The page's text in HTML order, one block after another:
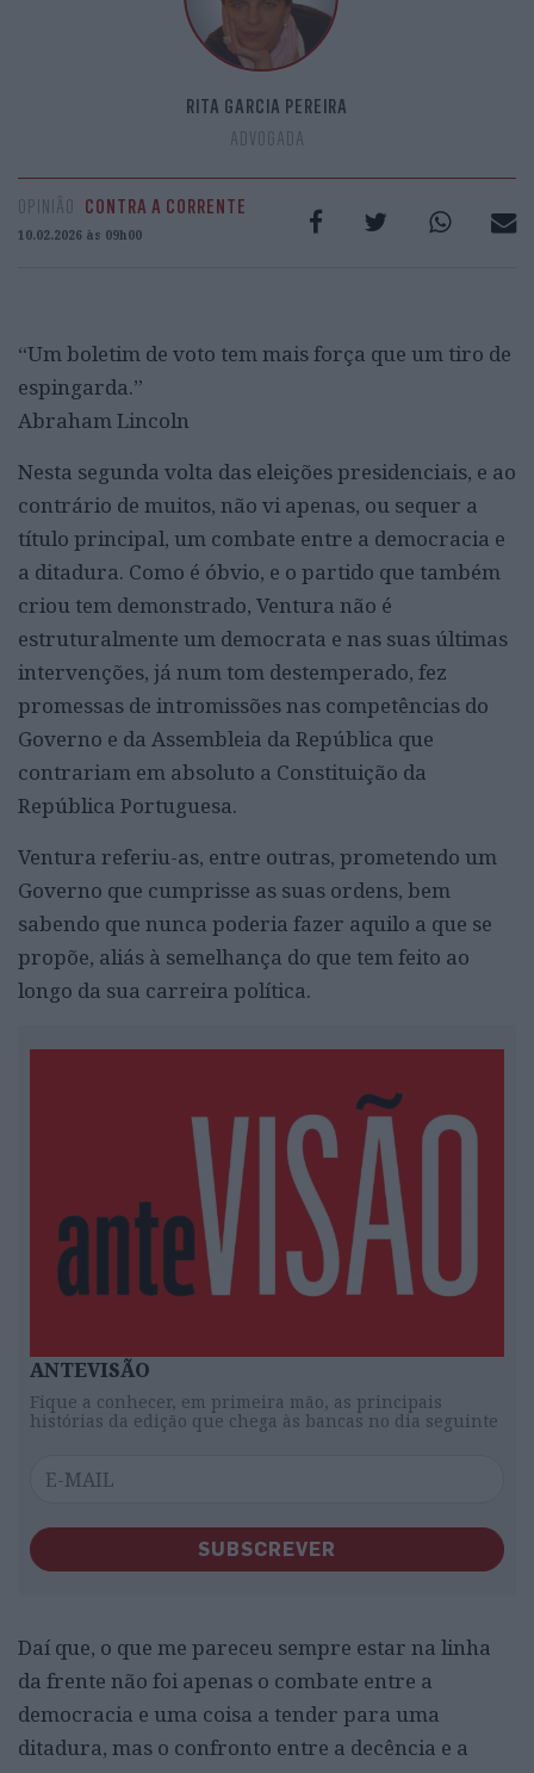
RITA GARCIA PEREIRA
ADVOGADA
OPINIÃO CONTRA A CORRENTE
10.02.2026 às 09h00
“Um boletim de voto tem mais força que um tiro de
espingarda.”
Abraham Lincoln
Nesta segunda volta das eleições presidenciais, e ao
contrário de muitos, não vi apenas, ou sequer a
título principal, um combate entre a democracia e
a ditadura. Como é óbvio, e o partido que também
criou tem demonstrado, Ventura não é
estruturalmente um democrata e nas suas últimas
intervenções, já num tom destemperado, fez
promessas de intromissões nas competências do
Governo e da Assembleia da República que
contrariam em absoluto a Constituição da
República Portuguesa.
Ventura referiu-as, entre outras, prometendo um
Governo que cumprisse as suas ordens, bem
sabendo que nunca poderia fazer aquilo a que se
propõe, aliás à semelhança do que tem feito ao
longo da sua carreira política.
ANTEVISÃO
Fique a conhecer, em primeira mão, as principais
histórias da edição que chega às bancas no dia seguinte
SUBSCREVER
Daí que, o que me pareceu sempre estar na linha
da frente não foi apenas o combate entre a
democracia e uma coisa a tender para uma
ditadura, mas o confronto entre a decência e a